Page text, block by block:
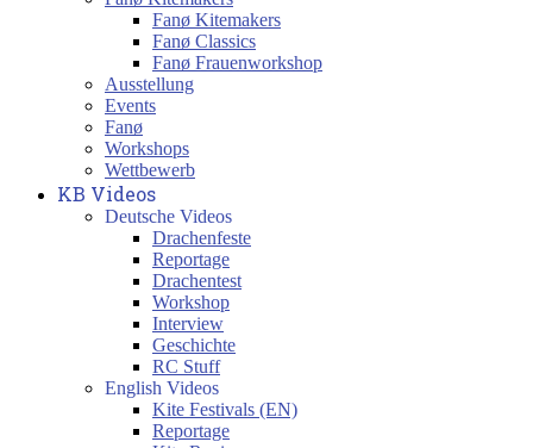
Fanø Kitemakers
Fanø Classics
Fanø Frauenworkshop
Ausstellung
Events
Fanø
Workshops
Wettbewerb
KB Videos
Deutsche Videos
Drachenfeste
Reportage
Drachentest
Workshop
Interview
Geschichte
RC Stuff
English Videos
Kite Festivals (EN)
Reportage